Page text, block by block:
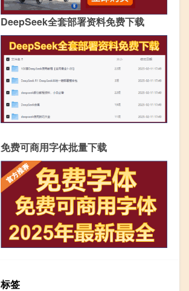
DeepSeek全套部署资料免费下载
免费可商用字体批量下载
标签